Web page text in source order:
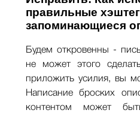
правильные
запоминающиеся
Будем откровенны -
не может этого
приложить усилия, вы
Написание броских
контентом может